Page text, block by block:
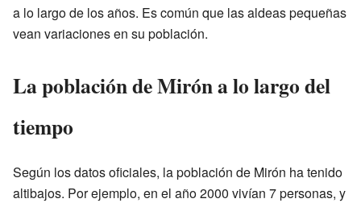
a lo largo de los años. Es común que las aldeas pequeñas
vean variaciones en su población.
La población de Mirón a lo largo del
tiempo
Según los datos oficiales, la población de Mirón ha tenido
altibajos. Por ejemplo, en el año 2000 vivían 7 personas, y